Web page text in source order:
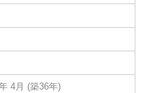
4月 (築36年)